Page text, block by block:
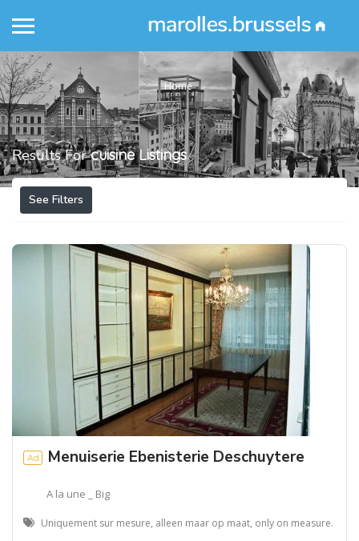
Home
Results Forcuisine Listings
See Filters
Ad Menuiserie Ebenisterie Deschuytere
A la une _ Big
Uniquement sur mesure, alleen maar op maat, only on measure.